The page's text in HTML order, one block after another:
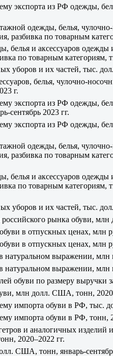
экспорта из РФ одежды,
одежды, белья,
разбивка по товарным
белья и аксессуаров одежды
по товарным
уборов и их частей, тыс.
белья, чулочно-
г.
экспорта из РФ одежды,
сентябрь 2023 гг.
экспорта из РФ одежды,
одежды, белья,
разбивка по товарным
белья и аксессуаров одежды
по товарным
уборов и их частей, тыс.
российского рынка обуви,
в отпускных ценах, млн
в отпускных ценах, млн
натуральном выражении, млн
натуральном выражении,
обуви по размеру выручки
млн долл. США, тонн,
импорта обуви в РФ, тыс.
импорта обуви в РФ, тонн,
и аналогичных изделий
2020–2022 гг.
США, тонн, январь-